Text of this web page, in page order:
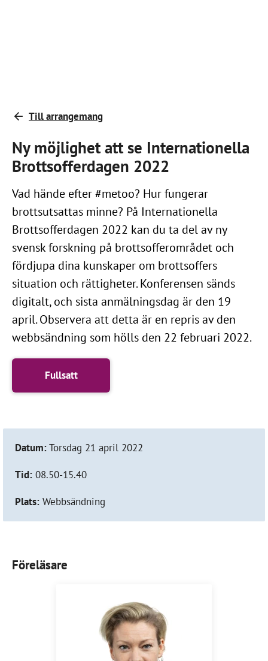
Till arrangemang
Ny möjlighet att se Internationella
Brottsofferdagen 2022
Vad hände efter #metoo? Hur fungerar
brottsutsattas minne? På Internationella
Brottsofferdagen 2022 kan du ta del av ny
svensk forskning på brottsofferområdet och
fördjupa dina kunskaper om brottsoffers
situation och rättigheter. Konferensen sänds
digitalt, och sista anmälningsdag är den 19
april. Observera att detta är en repris av den
webbsändning som hölls den 22 februari 2022.
Fullsatt
Datum:Torsdag 21 april 2022
Tid: 08.50-15.40
Plats: Webbsändning
Föreläsare